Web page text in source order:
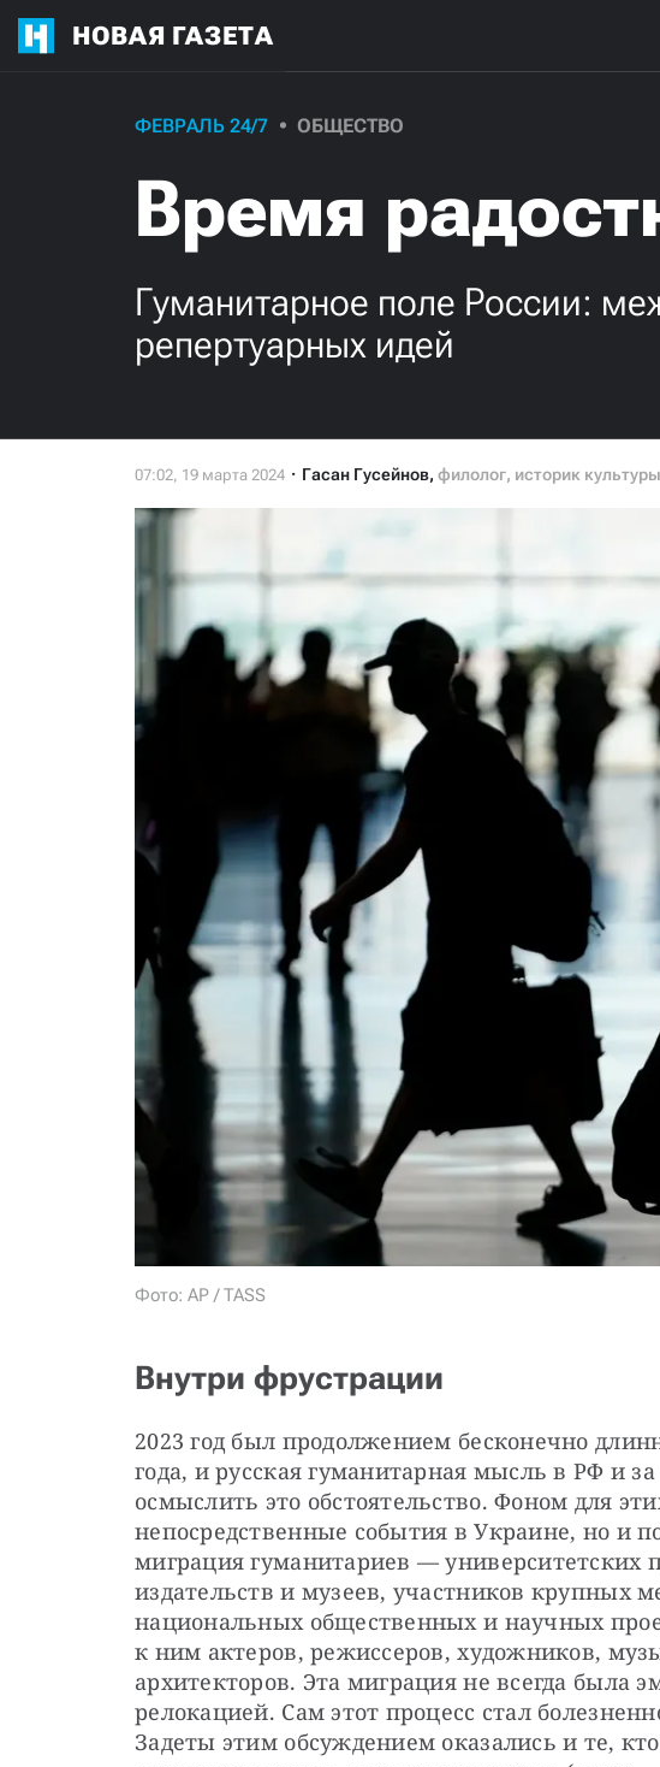
НОВАЯ ГАЗЕТА
ФЕВРАЛЬ 24/7 ОБЩЕСТВО
Время
Гуманитарное поле России:
репертуарных идей
Гасан Гусейнов, филолог, историк культуры
Фото: AP / TASS
Внутри фрустрации
2023 год был продолжением бесконечно
года, и русская гуманитарная мысль в РФ и
осмыслить это обстоятельство. Фоном для
непосредственные события в Украине, но и
миграция гуманитариев — университетских
издательств и музеев, участников крупных
национальных общественных и научных
к ним актеров, режиссеров, художников,
архитекторов. Эта миграция не всегда была
релокацией. Сам этот процесс стал
Задеты этим обсуждением оказались и те,